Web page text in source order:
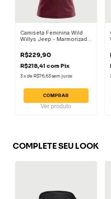
Camiseta Feminina Wild
Willys Jeep - Marmorizada
R$229,90
R$218,41 com Pix
3xdeR$76,63sem juros
COMPRAR
Ver produto
COMPLETE SEU LOOK